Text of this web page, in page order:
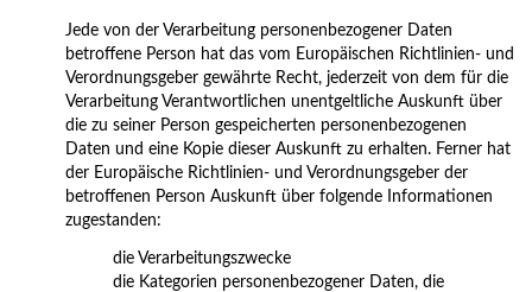
Jede von der Verarbeitung personenbezogener Daten
betroffene Person hat das vom Europäischen Richtlinien- und
Verordnungsgeber gewährte Recht, jederzeit von dem für die
Verarbeitung Verantwortlichen unentgeltliche Auskunft über
die zu seiner Person gespeicherten personenbezogenen
Daten und eine Kopie dieser Auskunft zu erhalten. Ferner hat
der Europäische Richtlinien- und Verordnungsgeber der
betroffenen Person Auskunft über folgende Informationen
zugestanden:
die Verarbeitungszwecke
die Kategorien personenbezogener Daten, die